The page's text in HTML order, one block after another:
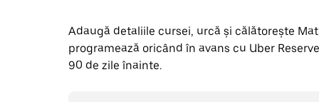
Adaugă detaliile cursei, urcă și călătorește
programează oricând în avans cu Uber
90 de zile înainte.